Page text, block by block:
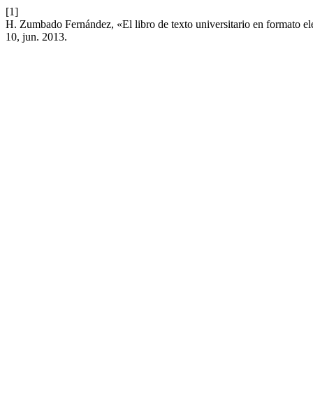
[1]
H. Zumbado Fernández, «El libro de texto universitario en formato
10, jun. 2013.